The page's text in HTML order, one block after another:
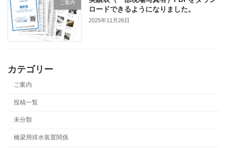
ご案内
ロードできるようになりました。
2025年11月26日
カテゴリー
ご案内
投稿一覧
未分類
橋梁用排水装置関係